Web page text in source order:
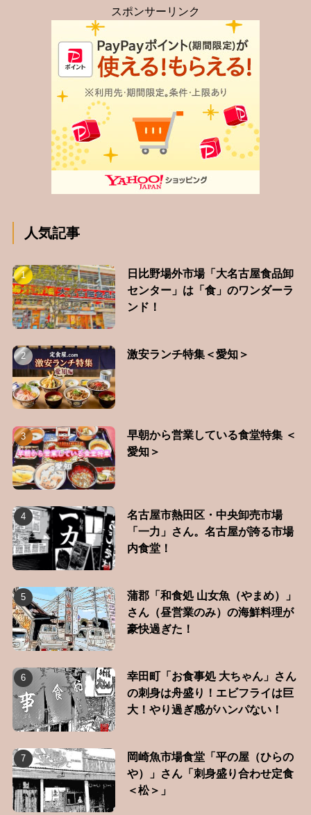
スポンサーリンク
人気記事
日比野場外市場「大名古屋食品卸
センター」は「食」のワンダーラ
ンド！
激安ランチ特集＜愛知＞
早朝から営業している食堂特集 ＜
愛知＞
名古屋市熱田区・中央卸売市場
「一力」さん。名古屋が誇る市場
内食堂！
蒲郡「和食処 山女魚（やまめ）」
さん（昼営業のみ）の海鮮料理が
豪快過ぎた！
幸田町「お食事処 大ちゃん」さん
の刺身は舟盛り！エビフライは巨
大！やり過ぎ感がハンパない！
岡崎魚市場食堂「平の屋（ひらの
や）」さん「刺身盛り合わせ定食
＜松＞」